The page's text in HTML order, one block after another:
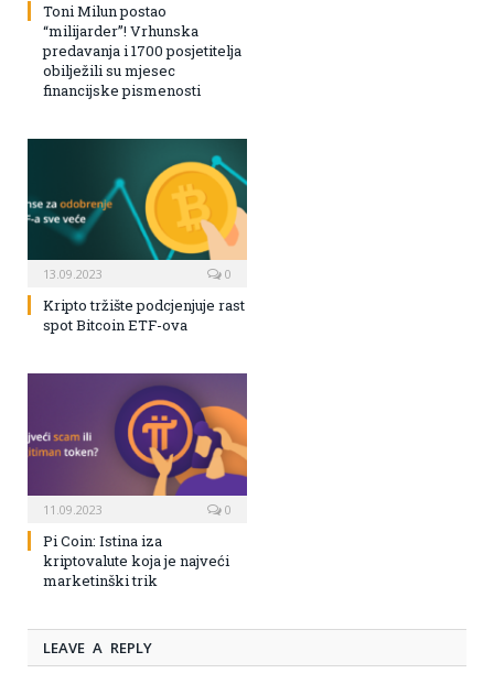
Toni Milun postao
“milijarder”! Vrhunska
predavanja i 1700 posjetitelja
obilježili su mjesec
financijske pismenosti
13.09.2023 0
Kripto tržište podcjenjuje rast
spot Bitcoin ETF-ova
11.09.2023 0
Pi Coin: Istina iza
kriptovalute koja je najveći
marketinški trik
LEAVE A REPLY